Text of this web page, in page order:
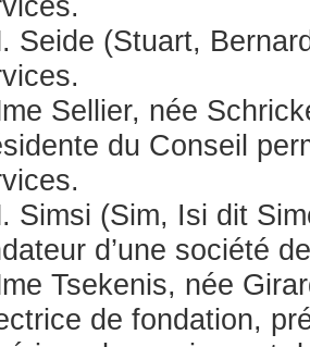
Seide (Stuart,
Sellier, née
du Conseil
Simsi (Sim, Isi dit
d’une société
Tsekenis, née
de fondation,